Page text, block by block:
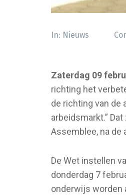
In: Nieuws
Zaterdag 09
richting het
de richting van de
arbeidsmarkt.”
Assemblee, na de
De Wet instellen
donderdag 7
onderwijs worden